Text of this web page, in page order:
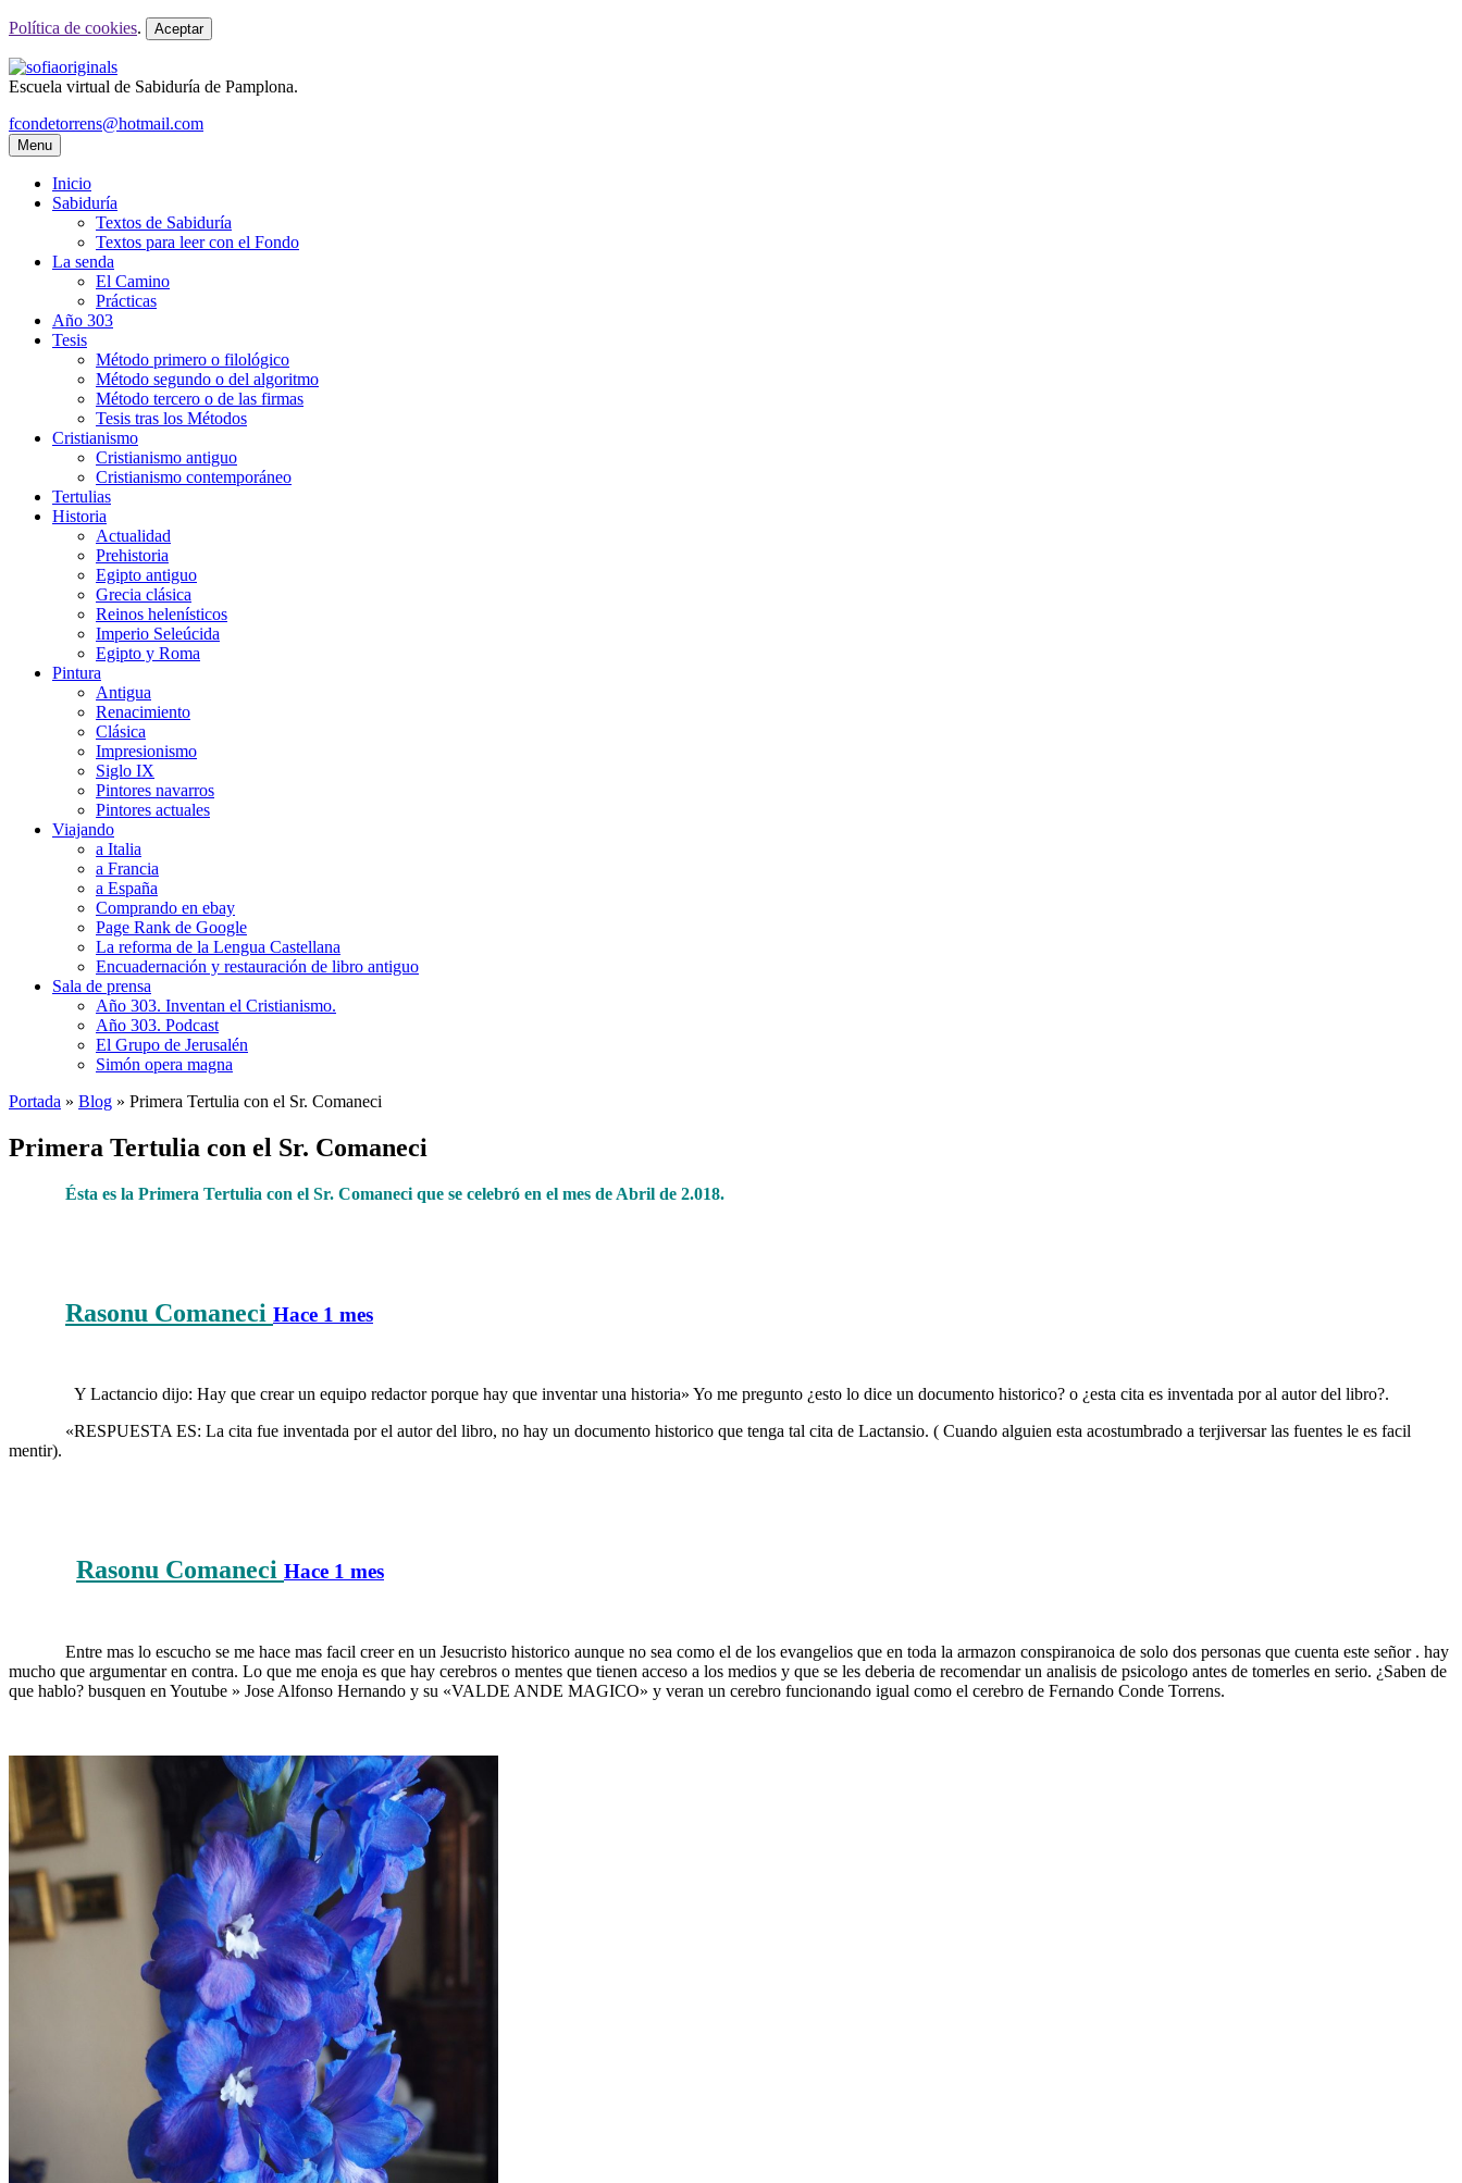
Política de cookies. Aceptar
Escuela virtual de Sabiduría de Pamplona.
fcondetorrens@hotmail.com
Menu
Inicio
Sabiduría
Textos de Sabiduría
Textos para leer con el Fondo
La senda
El Camino
Prácticas
Año 303
Tesis
Método primero o filológico
Método segundo o del algoritmo
Método tercero o de las firmas
Tesis tras los Métodos
Cristianismo
Cristianismo antiguo
Cristianismo contemporáneo
Tertulias
Historia
Actualidad
Prehistoria
Egipto antiguo
Grecia clásica
Reinos helenísticos
Imperio Seleúcida
Egipto y Roma
Pintura
Antigua
Renacimiento
Clásica
Impresionismo
Siglo IX
Pintores navarros
Pintores actuales
Viajando
a Italia
a Francia
a España
Comprando en ebay
Page Rank de Google
La reforma de la Lengua Castellana
Encuadernación y restauración de libro antiguo
Sala de prensa
Año 303. Inventan el Cristianismo.
Año 303. Podcast
El Grupo de Jerusalén
Simón opera magna
Portada » Blog » Primera Tertulia con el Sr. Comaneci
Primera Tertulia con el Sr. Comaneci
Ésta es la Primera Tertulia con el Sr. Comaneci que se celebró en el mes de Abril de 2.018.
Rasonu Comaneci Hace 1 mes
Y Lactancio dijo: Hay que crear un equipo redactor porque hay que inventar una historia» Yo me pregunto ¿esto lo dice un documento historico? o ¿esta cita es inventada por al autor del libro?.
«RESPUESTA ES: La cita fue inventada por el autor del libro, no hay un documento historico que tenga tal cita de Lactansio. ( Cuando alguien esta acostumbrado a terjiversar las fuentes le es facil
mentir).
Rasonu Comaneci Hace 1 mes
Entre mas lo escucho se me hace mas facil creer en un Jesucristo historico aunque no sea como el de los evangelios que en toda la armazon conspiranoica de solo dos personas que cuenta este señor . hay
mucho que argumentar en contra. Lo que me enoja es que hay cerebros o mentes que tienen acceso a los medios y que se les deberia de recomendar un analisis de psicologo antes de tomerles en serio. ¿Saben de
que hablo? busquen en Youtube » Jose Alfonso Hernando y su «VALDE ANDE MAGICO» y veran un cerebro funcionando igual como el cerebro de Fernando Conde Torrens.